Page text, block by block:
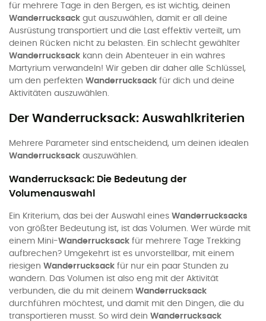
für mehrere Tage in den Bergen, es ist wichtig, deinen
Wanderrucksack gut auszuwählen, damit er all deine
Ausrüstung transportiert und die Last effektiv verteilt, um
deinen Rücken nicht zu belasten. Ein schlecht gewählter
Wanderrucksack kann dein Abenteuer in ein wahres
Martyrium verwandeln! Wir geben dir daher alle Schlüssel,
um den perfekten Wanderrucksack für dich und deine
Aktivitäten auszuwählen.
Der Wanderrucksack: Auswahlkriterien
Mehrere Parameter sind entscheidend, um deinen idealen
Wanderrucksack auszuwählen.
Wanderrucksack: Die Bedeutung der
Volumenauswahl
Ein Kriterium, das bei der Auswahl eines Wanderrucksacks
von größter Bedeutung ist, ist das Volumen. Wer würde mit
einem Mini-Wanderrucksack für mehrere Tage Trekking
aufbrechen? Umgekehrt ist es unvorstellbar, mit einem
riesigen Wanderrucksack für nur ein paar Stunden zu
wandern. Das Volumen ist also eng mit der Aktivität
verbunden, die du mit deinem Wanderrucksack
durchführen möchtest, und damit mit den Dingen, die du
transportieren musst. So wird dein Wanderrucksack